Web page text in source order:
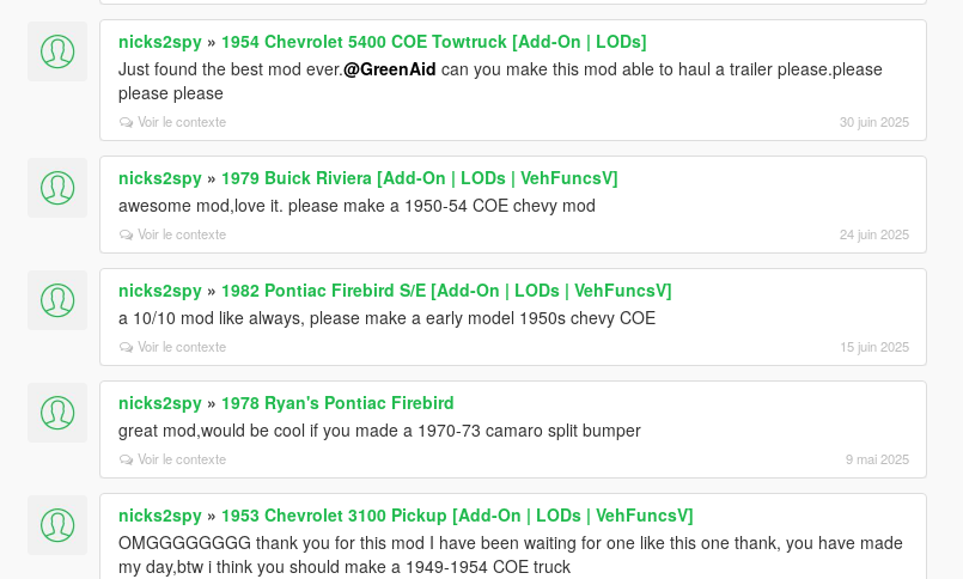
nicks2spy» 1954 Chevrolet 5400 COE Towtruck [Add-On | LODs]
Just found the best mod ever.@GreenAid can you make this mod able to haul a trailer please.please
please please
Voir le contexte 30 juin 2025
nicks2spy» 1979 Buick Riviera [Add-On | LODs | VehFuncsV]
awesome mod,love it. please make a 1950-54 COE chevy mod
Voir le contexte 24 juin 2025
nicks2spy» 1982 Pontiac Firebird S/E [Add-On | LODs | VehFuncsV]
a 10/10 mod like always, please make a early model 1950s chevy COE
Voir le contexte 15 juin 2025
nicks2spy» 1978 Ryan's Pontiac Firebird
great mod,would be cool if you made a 1970-73 camaro split bumper
Voir le contexte 9 mai 2025
nicks2spy» 1953 Chevrolet 3100 Pickup [Add-On | LODs | VehFuncsV]
OMGGGGGGGG thank you for this mod I have been waiting for one like this one thank, you have made
my day,btw i think you should make a 1949-1954 COE truck